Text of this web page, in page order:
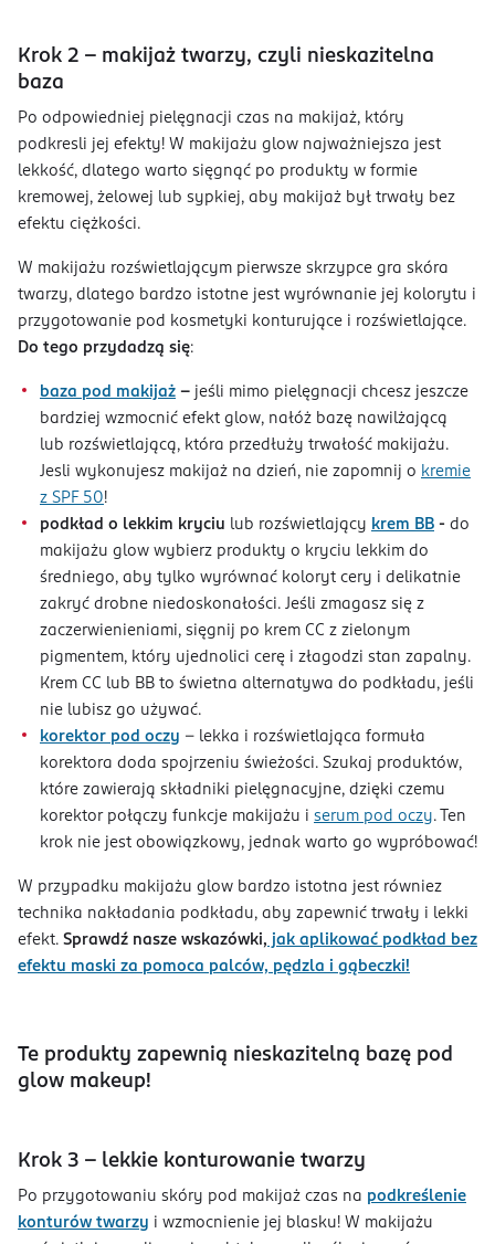
Krok 2 - makijaż twarzy, czyli nieskazitelna
baza
Po odpowiedniej pielęgnacji czas na makijaż, który
podkresli jej efekty! W makijażu glow najważniejsza jest
lekkość, dlatego warto sięgnąć po produkty w formie
kremowej, żelowej lub sypkiej, aby makijaż był trwały bez
efektu ciężkości.
W makijażu rozświetlającym pierwsze skrzypce gra skóra
twarzy, dlatego bardzo istotne jest wyrównanie jej kolorytu i
przygotowanie pod kosmetyki konturujące i rozświetlające.
Do tego przydadzą się:
baza pod makijaż - jeśli mimo pielęgnacji chcesz jeszcze
bardziej wzmocnić efekt glow, nałóż bazę nawilżającą
lub rozświetlającą, która przedłuży trwałość makijażu.
Jesli wykonujesz makijaż na dzień, nie zapomnij o kremie
z SPF 50!
podkład o lekkim kryciu lub rozświetlający krem BB - do
makijażu glow wybierz produkty o kryciu lekkim do
średniego, aby tylko wyrównać koloryt cery i delikatnie
zakryć drobne niedoskonałości. Jeśli zmagasz się z
zaczerwienieniami, sięgnij po krem CC z zielonym
pigmentem, który ujednolici cerę i złagodzi stan zapalny.
Krem CC lub BB to świetna alternatywa do podkładu, jeśli
nie lubisz go używać.
korektor pod oczy - lekka i rozświetlająca formuła
korektora doda spojrzeniu świeżości. Szukaj produktów,
które zawierają składniki pielęgnacyjne, dzięki czemu
korektor połączy funkcje makijażu i serum pod oczy. Ten
krok nie jest obowiązkowy, jednak warto go wypróbować!
W przypadku makijażu glow bardzo istotna jest równiez
technika nakładania podkładu, aby zapewnić trwały i lekki
efekt. Sprawdź nasze wskazówki, jak aplikować podkład bez
efektu maski za pomoca palców, pędzla i gąbeczki!
Te produkty zapewnią nieskazitelną bazę pod
glow makeup!
Krok 3 - lekkie konturowanie twarzy
Po przygotowaniu skóry pod makijaż czas na podkreślenie
konturów twarzy i wzmocnienie jej blasku! W makijażu